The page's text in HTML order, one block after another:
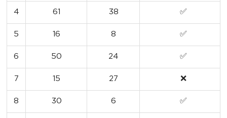
4 61 38 ✅
5 16 8 ✅
6 50 24 ✅
7 15 27 ❌
8 30 6 ✅